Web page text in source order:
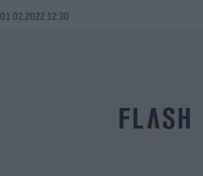
01.02.2022 12:30